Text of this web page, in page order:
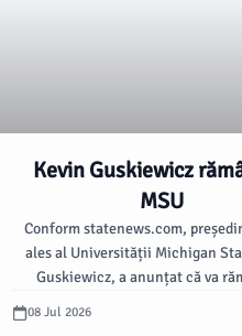
Kevin Guskiewicz
MSU
Conform statenews.com,
ales al Universității Michigan
Guskiewicz, a anunțat că va
instituție, după ce a anunțat
08 Jul 2026